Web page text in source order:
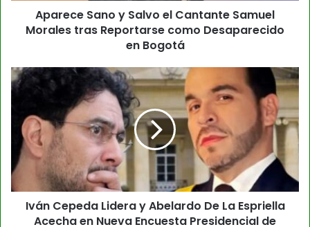
Aparece Sano y Salvo el Cantante Samuel
Morales tras Reportarse como Desaparecido
en Bogotá
Iván Cepeda Lidera y Abelardo De La Espriella
Acecha en Nueva Encuesta Presidencial de